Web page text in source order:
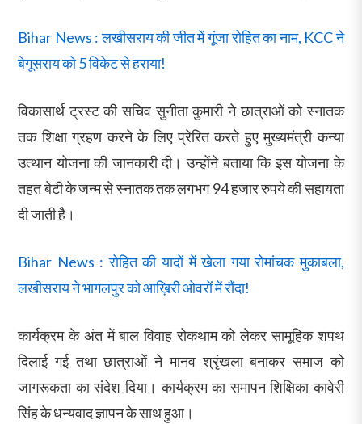
Bihar News : लखीसराय की जीत में गूंजा रोहित का नाम, KCC ने
बेगूसराय को 5 विकेट से हराया!
विकासार्थ ट्रस्ट की सचिव सुनीता कुमारी ने छात्राओं को स्नातक
तक शिक्षा ग्रहण करने के लिए प्रेरित करते हुए मुख्यमंत्री कन्या
उत्थान योजना की जानकारी दी। उन्होंने बताया कि इस योजना के
तहत बेटी के जन्म से स्नातक तक लगभग 94 हजार रुपये की सहायता
दी जाती है।
Bihar News : रोहित की यादों में खेला गया रोमांचक मुकाबला,
लखीसराय ने भागलपुर को आख़िरी ओवरों में रौंदा!
कार्यक्रम के अंत में बाल विवाह रोकथाम को लेकर सामूहिक शपथ
दिलाई गई तथा छात्राओं ने मानव श्रृंखला बनाकर समाज को
जागरूकता का संदेश दिया। कार्यक्रम का समापन शिक्षिका कावेरी
सिंह के धन्यवाद ज्ञापन के साथ हुआ।